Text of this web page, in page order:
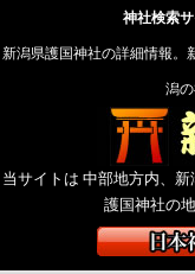
神社検索
新潟県護国神社の詳細情報。
潟
当サイトは 中部地方内、
護国神社の